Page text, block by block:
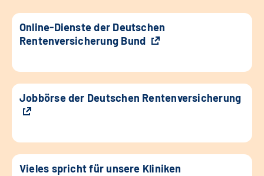
Online-Dienste der Deutschen
Rentenversicherung Bund
Jobbörse der Deutschen Rentenversicherung
Vieles spricht für unsere Kliniken